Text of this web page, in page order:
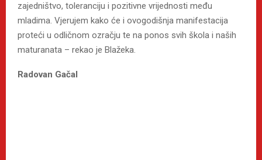
zajedništvo, toleranciju i pozitivne vrijednosti među
mladima. Vjerujem kako će i ovogodišnja manifestacija
proteći u odličnom ozračju te na ponos svih škola i naših
maturanata – rekao je Blažeka.
Radovan Gačal